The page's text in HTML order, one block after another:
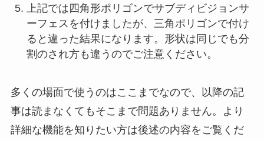
上記では四角形ポリゴンでサブディビジョンサ
ーフェスを付けましたが、三角ポリゴンで付け
ると違った結果になります。形状は同じでも分
割のされ方も違うのでご注意ください。
多くの場面で使うのはここまでなので、以降の記
事は読まなくてもそこまで問題ありません。より
詳細な機能を知りたい方は後述の内容をご覧くだ